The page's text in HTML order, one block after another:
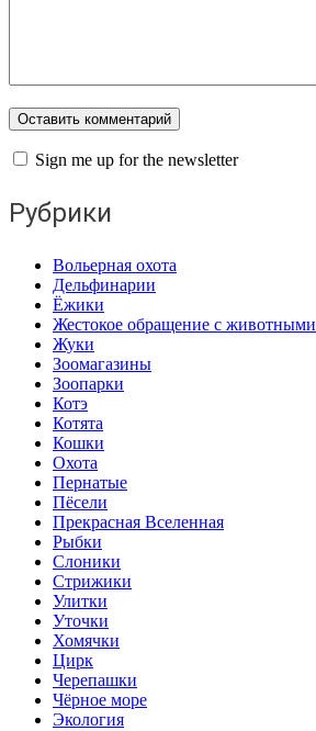
Sign me up for the newsletter
Рубрики
Вольерная охота
Дельфинарии
Ёжики
Жестокое обращение с животными
Жуки
Зоомагазины
Зоопарки
Котэ
Котята
Кошки
Охота
Пернатые
Пёсели
Прекрасная Вселенная
Рыбки
Слоники
Стрижики
Улитки
Уточки
Хомячки
Цирк
Черепашки
Чёрное море
Экология